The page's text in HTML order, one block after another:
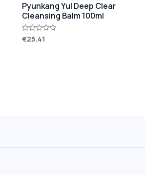
Pyunkang Yul Deep Clear
Cleansing Balm 100ml
Оценка
0
€25.41